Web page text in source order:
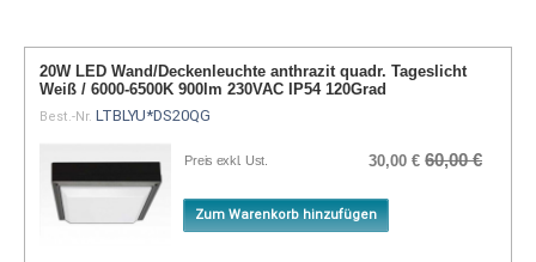
20W LED Wand/Deckenleuchte anthrazit quadr. Tageslicht
Weiß / 6000-6500K 900lm 230VAC IP54 120Grad
Best.-Nr. LTBLYU*DS20QG
Preis exkl. Ust. 30,00 € 60,00 €
Zum Warenkorb hinzufügen